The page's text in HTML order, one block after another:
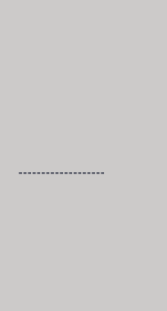
-------------------